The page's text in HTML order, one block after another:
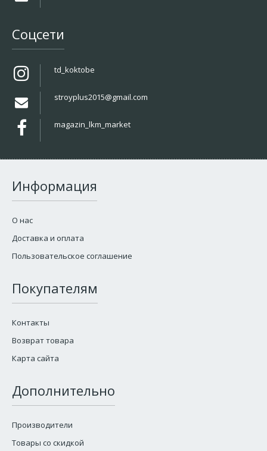
Соцсети
td_koktobe
stroyplus2015@gmail.com
magazin_lkm_market
Информация
О нас
Доставка и оплата
Пользовательское соглашение
Покупателям
Контакты
Возврат товара
Карта сайта
Дополнительно
Производители
Товары со скидкой